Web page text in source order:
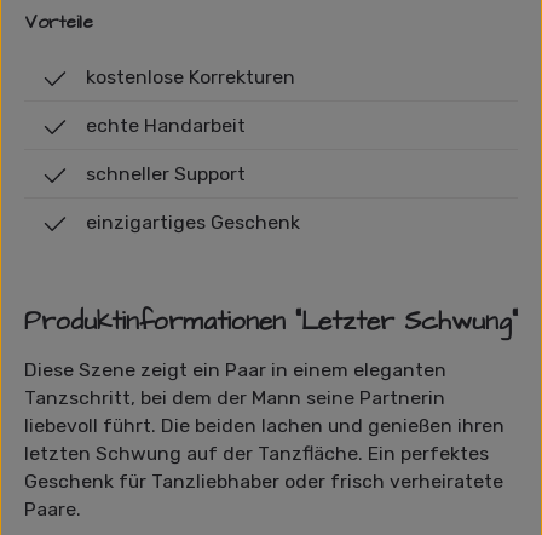
Vorteile
kostenlose Korrekturen
echte Handarbeit
schneller Support
einzigartiges Geschenk
Produktinformationen "Letzter Schwung"
Diese Szene zeigt ein Paar in einem eleganten
Tanzschritt, bei dem der Mann seine Partnerin
liebevoll führt. Die beiden lachen und genießen ihren
letzten Schwung auf der Tanzfläche. Ein perfektes
Geschenk für Tanzliebhaber oder frisch verheiratete
Paare.